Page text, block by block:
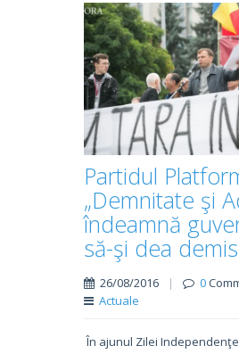
Partidul
„Demnitate şi
îndeamnă
să-şi dea
26/08/2016 | 0
Actuale
În ajunul Zilei